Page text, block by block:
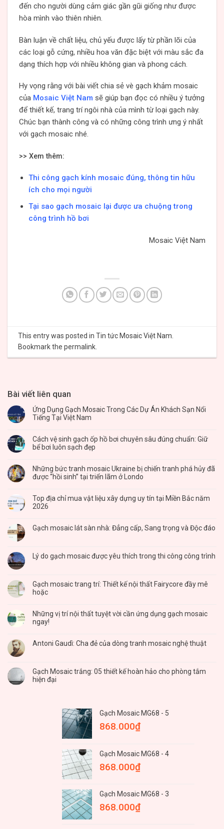
đến cho người dùng cảm giác gần gũi giống như được
hòa mình vào thiên nhiên.
Bàn luận về chất liệu, chủ yếu được lấy từ phần lõi của
các loại gỗ cứng, nhiều hoa văn đặc biệt với màu sắc đa
dạng thích hợp với nhiều không gian và phong cách.
Hy vọng rằng với bài viết chia sẻ vè gạch khảm mosaic
của Mosaic Việt Nam sẽ giúp bạn đọc có nhiều ý tưởng
để thiết kế, trang trí ngôi nhà của mình từ loại gạch này.
Chúc bạn thành công và có những công trình ưng ý nhất
với gạch mosaic nhé.
>> Xem thêm:
Thi công gạch kính mosaic đúng, thông tin hữu
ích cho mọi người
Tại sao gạch mosaic lại được ưa chuộng trong
công trình hồ bơi
Mosaic Việt Nam
This entry was posted in Tin tức Mosaic Việt Nam.
Bookmark the permalink.
Bài viết liên quan
Ứng Dụng Gạch Mosaic Trong Các Dự Án Khách Sạn Nổi
Tiếng Tại Việt Nam
Cách vệ sinh gạch ốp hồ bơi chuyên sâu đúng chuẩn: Giữ
bể bơi luôn sạch đẹp
Những bức tranh mosaic Ukraine bị chiến tranh phá hủy đã
được “hồi sinh” tại triển lãm ở Londo
Top địa chỉ mua vật liệu xây dựng uy tín tại Miền Bắc năm
2026
Gạch mosaic lát sàn nhà: Đẳng cấp, Sang trọng và Độc đáo
Lý do gạch mosaic được yêu thích trong thi công công trình
Gạch mosaic trang trí: Thiết kế nội thất Fairycore đầy mê
hoặc
Những vị trí nội thất tuyệt vời cần ứng dụng gạch mosaic
ngay!
Antoni Gaudì: Cha đẻ của dòng tranh mosaic nghệ thuật
Gạch Mosaic trắng: 05 thiết kế hoàn hảo cho phòng tắm
hiện đại
Gạch Mosaic MG68 - 5
868.000₫
Gạch Mosaic MG68 - 4
868.000₫
Gạch Mosaic MG68 - 3
868.000₫